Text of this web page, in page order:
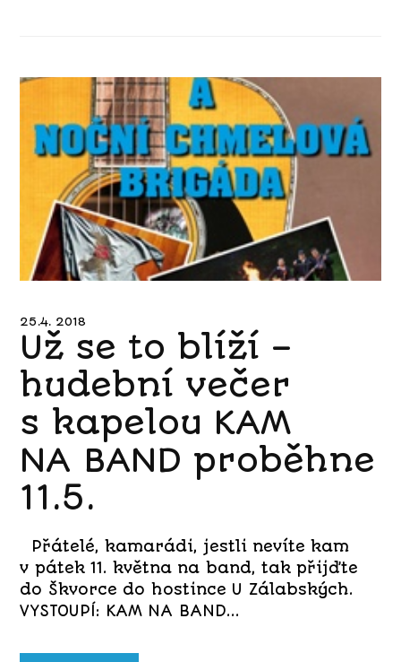
25.4. 2018
Už se to blíží –
hudební večer
s kapelou KAM
NA BAND proběhne
11.5.
Přátelé, kamarádi, jestli nevíte kam
v pátek 11. května na band, tak přijďte
do Škvorce do hostince U Zálabských.
VYSTOUPÍ: KAM NA BAND...